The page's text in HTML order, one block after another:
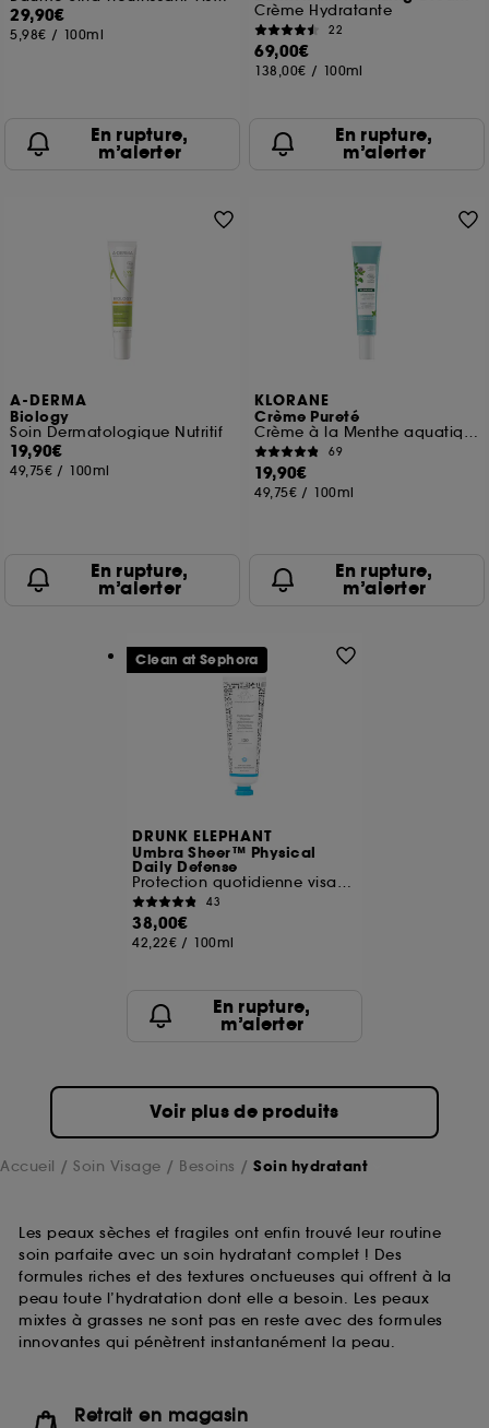
29,90€
5,98€ / 100ml
En rupture,
m’alerter
Crème Hydratante
22
69,00€
138,00€ / 100ml
En rupture,
m’alerter
A-DERMA
Biology
Soin Dermatologique Nutritif
19,90€
49,75€ / 100ml
En rupture,
m’alerter
KLORANE
Crème Pureté
Crème à la Menthe aquatique BIO
69
19,90€
49,75€ / 100ml
En rupture,
m’alerter
DRUNK ELEPHANT
Umbra Sheer™ Physical
Daily Defense
Protection quotidienne visage SPF 30
43
38,00€
42,22€ / 100ml
En rupture,
m’alerter
Clean at Sephora
Voir plus de produits
Accueil Soin Visage Besoins Soin hydratant
Les peaux sèches et fragiles ont enfin trouvé leur routine
soin parfaite avec un soin hydratant complet ! Des
formules riches et des textures onctueuses qui offrent à la
peau toute l’hydratation dont elle a besoin. Les peaux
mixtes à grasses ne sont pas en reste avec des formules
innovantes qui pénètrent instantanément la peau.
Retrait en magasin